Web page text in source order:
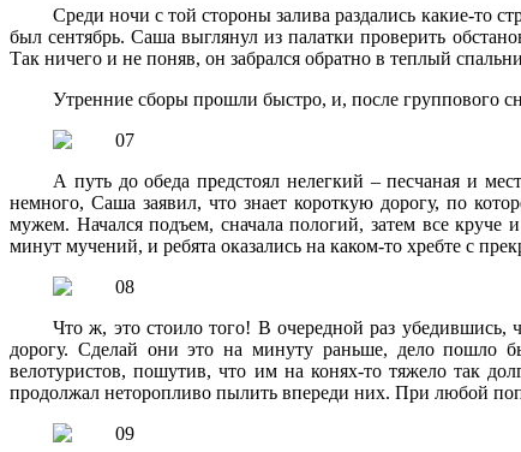
Среди ночи с той стороны залива раздались какие-то
был сентябрь. Саша выглянул из палатки проверить
Так ничего и не поняв, он забрался обратно в теплый
Утренние сборы прошли быстро, и, после группового
А путь до обеда предстоял нелегкий – песчаная и
немного, Саша заявил, что знает короткую дорогу, по
мужем. Начался подъем, сначала пологий, затем все круче
минут мучений, и ребята оказались на каком-то хребте с
Что ж, это стоило того! В очередной раз
дорогу. Сделай они это на минуту раньше, дело пошло
велотуристов, пошутив, что им на конях-то тяжело так
продолжал неторопливо пылить впереди них. При любой